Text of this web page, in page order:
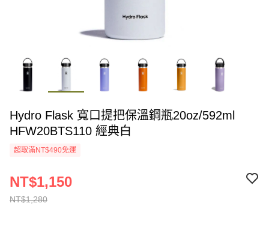
Hydro Flask 寬口提把保溫鋼瓶20oz/592ml
HFW20BTS110 經典白
超取滿NT$490免運
NT$1,280
NT$1,150